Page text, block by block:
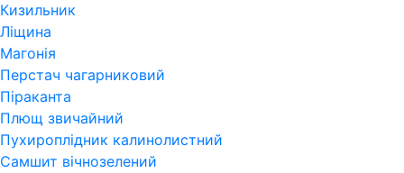
Кизильник
Ліщина
Магонія
Перстач чагарниковий
Піраканта
Плющ звичайний
Пухироплідник калинолистний
Самшит вічнозелений